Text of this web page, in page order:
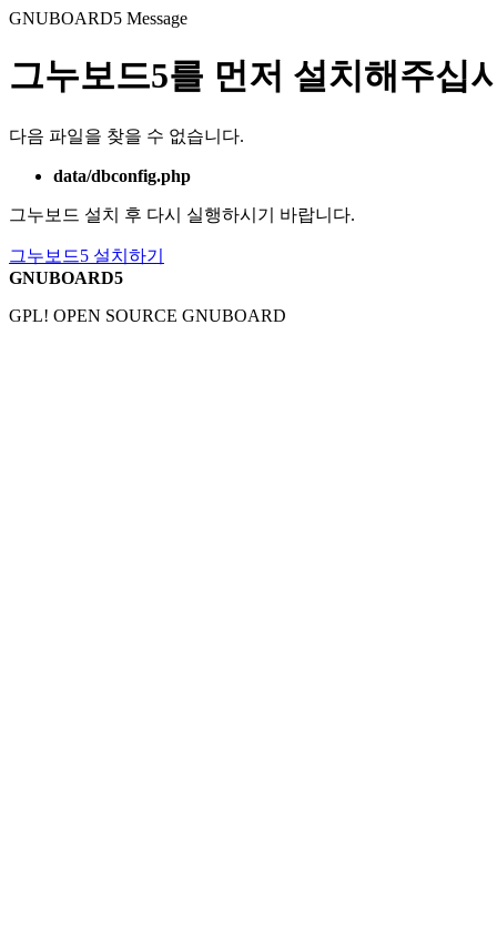
GNUBOARD5 Message
그누보드5를 먼저 설치해주십
다음 파일을 찾을 수 없습니다.
data/dbconfig.php
그누보드 설치 후 다시 실행하시기 바랍니다.
그누보드5 설치하기
GNUBOARD5
GPL! OPEN SOURCE GNUBOARD